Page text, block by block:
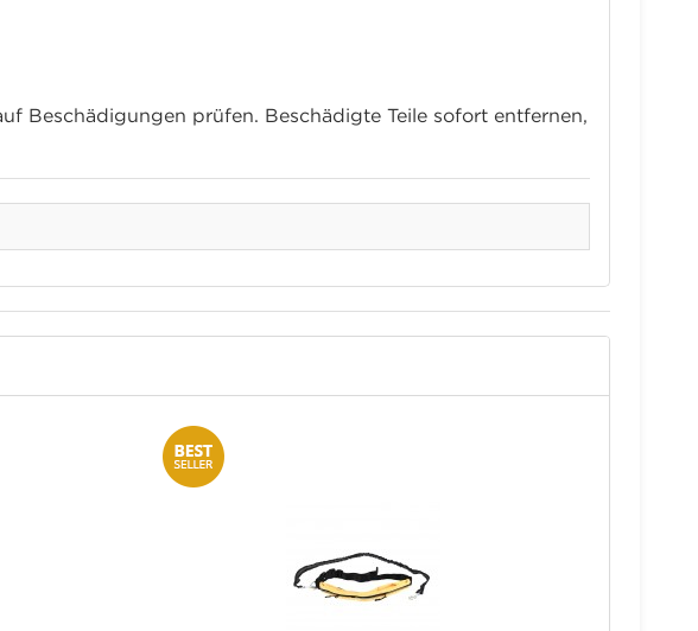
Beschädigungen prüfen. Beschädigte Teile sofort entfernen,